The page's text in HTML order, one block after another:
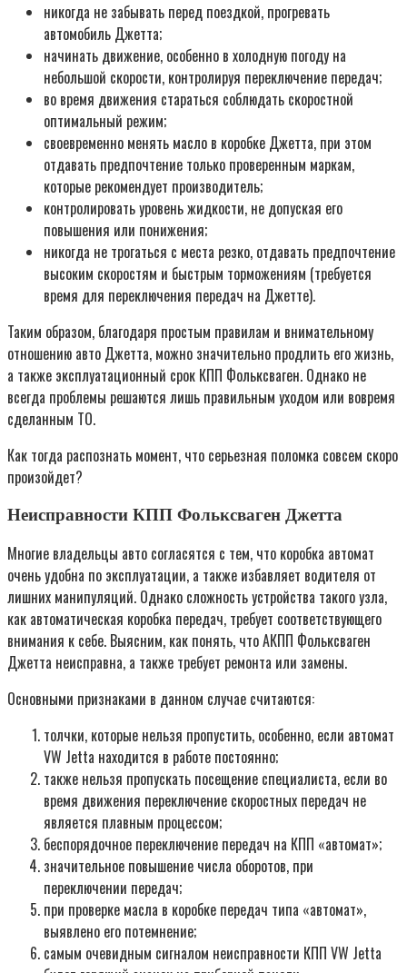
никогда не забывать перед поездкой, прогревать
автомобиль Джетта;
начинать движение, особенно в холодную погоду на
небольшой скорости, контролируя переключение передач;
во время движения стараться соблюдать скоростной
оптимальный режим;
своевременно менять масло в коробке Джетта, при этом
отдавать предпочтение только проверенным маркам,
которые рекомендует производитель;
контролировать уровень жидкости, не допуская его
повышения или понижения;
никогда не трогаться с места резко, отдавать предпочтение
высоким скоростям и быстрым торможениям (требуется
время для переключения передач на Джетте).
Таким образом, благодаря простым правилам и внимательному
отношению авто Джетта, можно значительно продлить его жизнь,
а также эксплуатационный срок КПП Фольксваген. Однако не
всегда проблемы решаются лишь правильным уходом или вовремя
сделанным ТО.
Как тогда распознать момент, что серьезная поломка совсем скоро
произойдет?
Неисправности КПП Фольксваген Джетта
Многие владельцы авто согласятся с тем, что коробка автомат
очень удобна по эксплуатации, а также избавляет водителя от
лишних манипуляций. Однако сложность устройства такого узла,
как автоматическая коробка передач, требует соответствующего
внимания к себе. Выясним, как понять, что АКПП Фольксваген
Джетта неисправна, а также требует ремонта или замены.
Основными признаками в данном случае считаются:
толчки, которые нельзя пропустить, особенно, если автомат
VW Jetta находится в работе постоянно;
также нельзя пропускать посещение специалиста, если во
время движения переключение скоростных передач не
является плавным процессом;
беспорядочное переключение передач на КПП «автомат»;
значительное повышение числа оборотов, при
переключении передач;
при проверке масла в коробке передач типа «автомат»,
выявлено его потемнение;
самым очевидным сигналом неисправности КПП VW Jetta